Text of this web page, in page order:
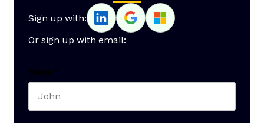
Sign up with:
Or sign up with email:
Name *